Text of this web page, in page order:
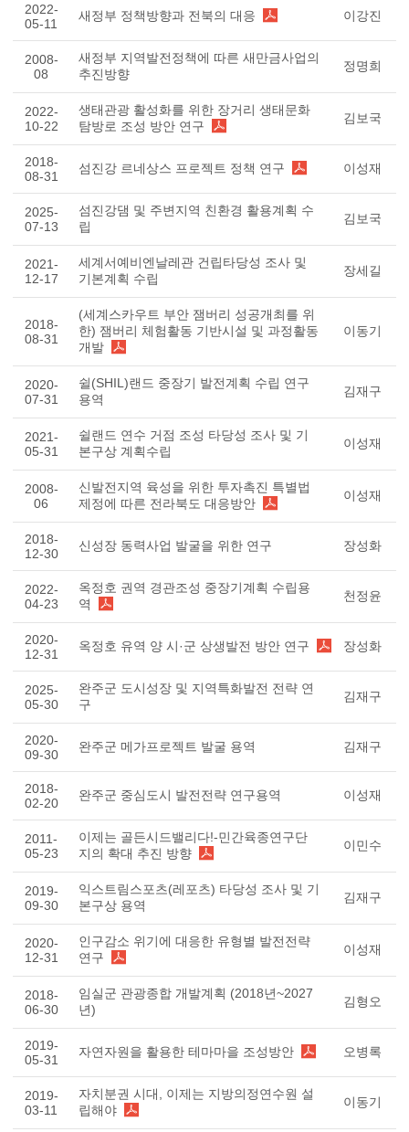
2022-
05-11
새정부 정책방향과 전북의 대응 이강진
2008-
08
새정부 지역발전정책에 따른 새만금사업의
추진방향
정명희
2022-
10-22
생태관광 활성화를 위한 장거리 생태문화
탐방로 조성 방안 연구
김보국
2018-
08-31
섬진강 르네상스 프로젝트 정책 연구 이성재
2025-
07-13
섬진강댐 및 주변지역 친환경 활용계획 수
립
김보국
2021-
12-17
세계서예비엔날레관 건립타당성 조사 및
기본계획 수립
장세길
2018-
08-31
(세계스카우트 부안 잼버리 성공개최를 위
한) 잼버리 체험활동 기반시설 및 과정활동
개발
이동기
2020-
07-31
쉴(SHIL)랜드 중장기 발전계획 수립 연구
용역
김재구
2021-
05-31
쉴랜드 연수 거점 조성 타당성 조사 및 기
본구상 계획수립
이성재
2008-
06
신발전지역 육성을 위한 투자촉진 특별법
제정에 따른 전라북도 대응방안
이성재
2018-
12-30
신성장 동력사업 발굴을 위한 연구 장성화
2022-
04-23
옥정호 권역 경관조성 중장기계획 수립용
역
천정윤
2020-
12-31
옥정호 유역 양 시·군 상생발전 방안 연구 장성화
2025-
05-30
완주군 도시성장 및 지역특화발전 전략 연
구
김재구
2020-
09-30
완주군 메가프로젝트 발굴 용역 김재구
2018-
02-20
완주군 중심도시 발전전략 연구용역 이성재
2011-
05-23
이제는 골든시드밸리다!-민간육종연구단
지의 확대 추진 방향
이민수
2019-
09-30
익스트림스포츠(레포츠) 타당성 조사 및 기
본구상 용역
김재구
2020-
12-31
인구감소 위기에 대응한 유형별 발전전략
연구
이성재
2018-
06-30
임실군 관광종합 개발계획 (2018년~2027
년)
김형오
2019-
05-31
자연자원을 활용한 테마마을 조성방안 오병록
2019-
03-11
자치분권 시대, 이제는 지방의정연수원 설
립해야
이동기